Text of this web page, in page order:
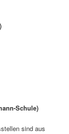
Schule)
sind aus